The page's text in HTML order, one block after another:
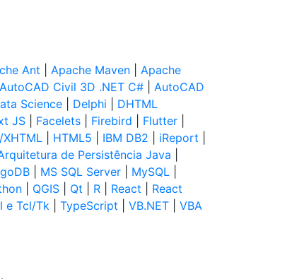
Ant Apache Maven
Apache
AutoCAD Civil 3D .NET C#
AutoCAD
Science Delphi
DHTML
JS Facelets Firebird Flutter
XHTML HTML5 IBM DB2 iReport
de Persistência Java
MS SQL Server MySQL
QGIS Qt R React
React
e Tcl/Tk TypeScript VB.NET
VBA